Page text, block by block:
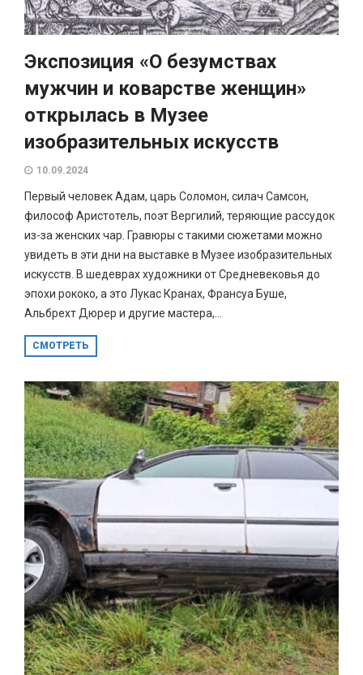
Экспозиция «О безумствах
мужчин и коварстве женщин»
открылась в Музее
изобразительных искусств
10.09.2024
Первый человек Адам, царь Соломон, силач Самсон,
философ Аристотель, поэт Вергилий, теряющие рассудок
из-за женских чар. Гравюры с такими сюжетами можно
увидеть в эти дни на выставке в Музее изобразительных
искусств. В шедеврах художники от Средневековья до
эпохи рококо, а это Лукас Кранах, Франсуа Буше,
Альбрехт Дюрер и другие мастера,...
СМОТРЕТЬ